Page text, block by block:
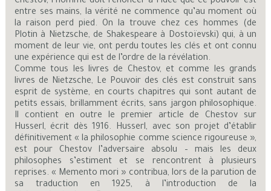
entre ses mains, la vérité ne commence qu’au moment où
la raison perd pied. On la trouve chez ces hommes (de
Plotin à Nietzsche, de Shakespeare à Dostoïevski) qui, à un
moment de leur vie, ont perdu toutes les clés et ont connu
une expérience qui est de l’ordre de la révélation.
Comme tous les livres de Chestov, et comme les grands
livres de Nietzsche, Le Pouvoir des clés est construit sans
esprit de système, en courts chapitres qui sont autant de
petits essais, brillamment écrits, sans jargon philosophique.
Il contient en outre le premier article de Chestov sur
Husserl, écrit dès 1916. Husserl, avec son projet d’établir
définitivement « la philosophie comme science rigoureuse »,
est pour Chestov l’adversaire absolu – mais les deux
philosophes s’estiment et se rencontrent à plusieurs
reprises. « Memento mori » contribua, lors de la parution de
sa traduction en 1925, à l’introduction de la